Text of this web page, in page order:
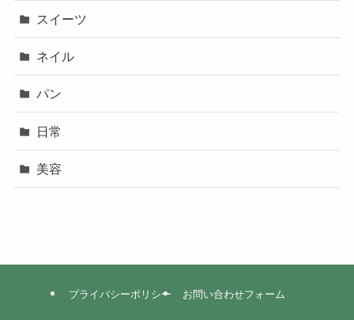
スイーツ
ネイル
パン
日常
美容
プライバシーポリシー お問い合わせフォーム